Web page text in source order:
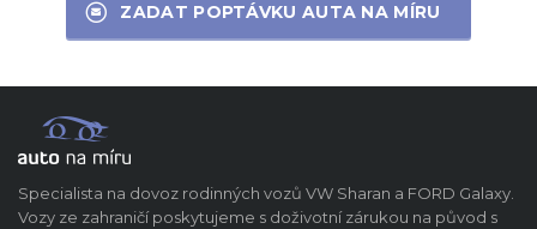
ZADAT POPTÁVKU AUTA NA MÍRU
Specialista na dovoz rodinných vozů VW Sharan a FORD Galaxy.
Vozy ze zahraničí poskytujeme s doživotní zárukou na původ s